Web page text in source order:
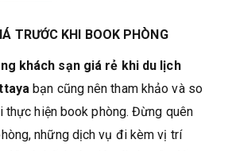
TRƯỚC KHI BOOK PHÒNG
khách sạn giá rẻ khi du lịch
bạn cũng nên tham khảo và so
thực hiện book phòng. Đừng quên
những dịch vụ đi kèm vị trí